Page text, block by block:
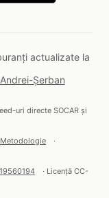
actualizate la
Șerban
uri directe SOCAR și
Metodologie ·
· Licență CC-